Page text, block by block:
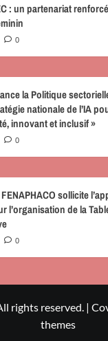
: un partenariat
0
la Politique
nationale de l’IA
innovant et inclusif »
0
sollicite
l’organisation de la
0
rights reserved. |
themes